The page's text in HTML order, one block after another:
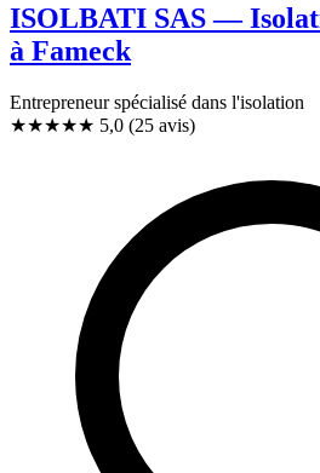
ISOLBATI SAS —
à Fameck
Entrepreneur spécialisé dans l'isolation
★★★★★ 5,0 (25 avis)